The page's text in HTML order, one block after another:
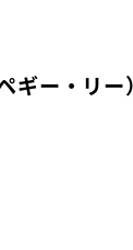
ギー・リー）